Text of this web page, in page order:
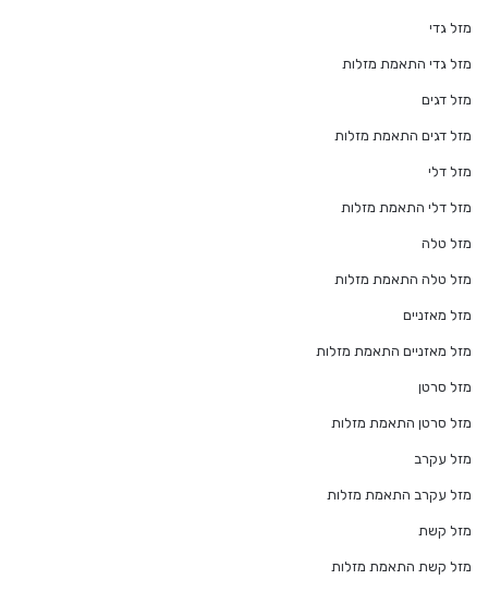
מזל גדי
מזל גדי התאמת מזלות
מזל דגים
מזל דגים התאמת מזלות
מזל דלי
מזל דלי התאמת מזלות
מזל טלה
מזל טלה התאמת מזלות
מזל מאזניים
מזל מאזניים התאמת מזלות
מזל סרטן
מזל סרטן התאמת מזלות
מזל עקרב
מזל עקרב התאמת מזלות
מזל קשת
מזל קשת התאמת מזלות